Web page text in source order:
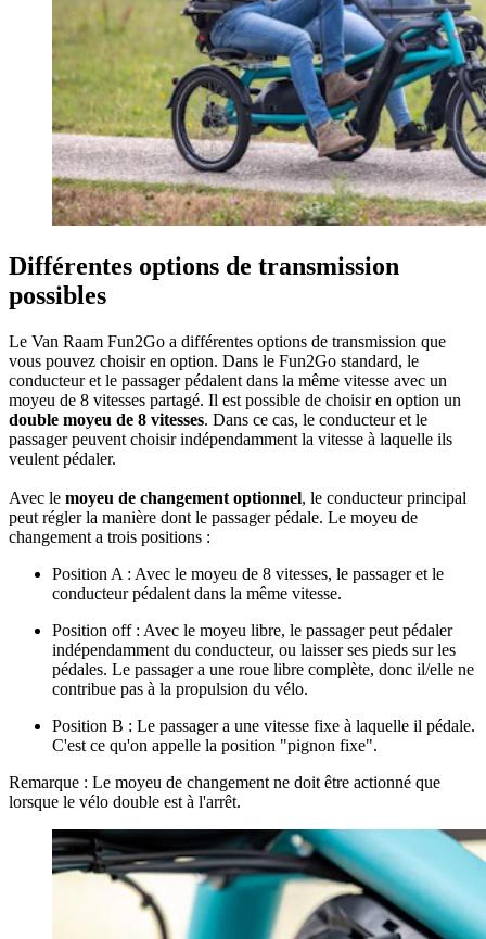
Différentes options de transmission
possibles
Le Van Raam Fun2Go a différentes options de transmission que
vous pouvez choisir en option. Dans le Fun2Go standard, le
conducteur et le passager pédalent dans la même vitesse avec un
moyeu de 8 vitesses partagé. Il est possible de choisir en option un
double moyeu de 8 vitesses. Dans ce cas, le conducteur et le
passager peuvent choisir indépendamment la vitesse à laquelle ils
veulent pédaler.
Avec le moyeu de changement optionnel, le conducteur principal
peut régler la manière dont le passager pédale. Le moyeu de
changement a trois positions :
Position A : Avec le moyeu de 8 vitesses, le passager et le
conducteur pédalent dans la même vitesse.
Position off : Avec le moyeu libre, le passager peut pédaler
indépendamment du conducteur, ou laisser ses pieds sur les
pédales. Le passager a une roue libre complète, donc il/elle ne
contribue pas à la propulsion du vélo.
Position B : Le passager a une vitesse fixe à laquelle il pédale.
C'est ce qu'on appelle la position "pignon fixe".
Remarque : Le moyeu de changement ne doit être actionné que
lorsque le vélo double est à l'arrêt.